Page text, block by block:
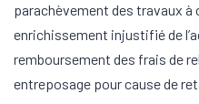
parachèvement des travaux
enrichissement injustifié de
remboursement des frais de
entreposage pour cause de